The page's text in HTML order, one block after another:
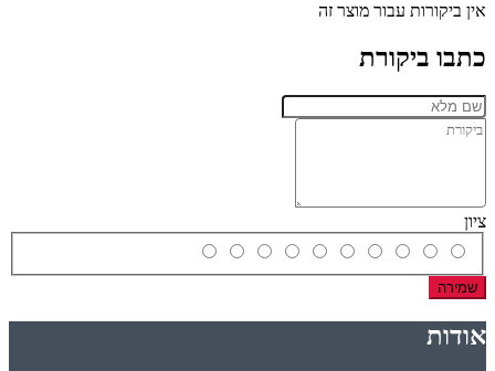
אין ביקורות עבור מוצר זה
כתבו ביקורת
ציון
שמירה
אודות